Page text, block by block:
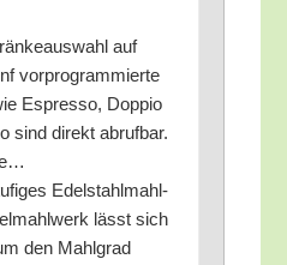
auf
vor­pro­gram­mier­te
Espres­so, Dop­pio
sind direkt abruf­bar.
Edel­stahl­mahl­
lässt sich
den Mahl­grad